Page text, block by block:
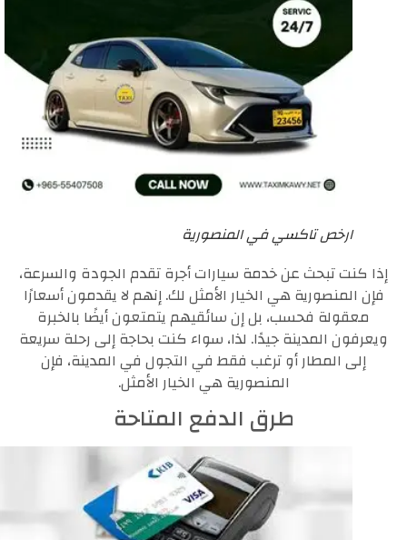
ارخص تاكسي في المنصورية
إذا كنت تبحث عن خدمة سيارات أجرة تقدم الجودة والسرعة،
فإن المنصورية هي الخيار الأمثل لك. إنهم لا يقدمون أسعارًا
معقولة فحسب، بل إن سائقيهم يتمتعون أيضًا بالخبرة
ويعرفون المدينة جيدًا. لذا، سواء كنت بحاجة إلى رحلة سريعة
إلى المطار أو ترغب فقط في التجول في المدينة، فإن
المنصورية هي الخيار الأمثل.
طرق الدفع المتاحة